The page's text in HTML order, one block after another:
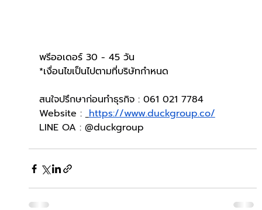
พรีออเดอร์ 30 - 45 วัน
*เงื่อนไขเป็นไปตามที่บริษัทกำหนด
สนใจปรึกษาก่อนทำธุรกิจ : 061 021 7784
Website : https://www.duckgroup.co/
LINE OA : @duckgroup